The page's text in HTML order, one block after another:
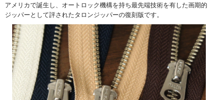
ェ
ー
ピ
ー
アメリカで誕生し、オートロック機構を持ち最先端技術を有した画期的
ジッパーとして評されたタロンジッパーの復刻版です。